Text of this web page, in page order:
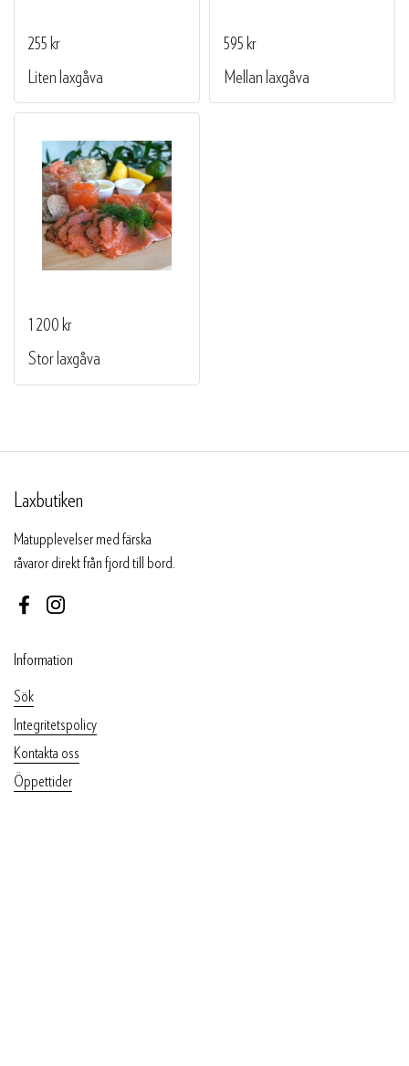
255 kr
Liten laxgåva
595 kr
Mellan laxgåva
1 200 kr
Stor laxgåva
Laxbutiken
Matupplevelser med färska
råvaror direkt från fjord till bord.
FacebookInstagram
Information
Sök
Integritetspolicy
Kontakta oss
Öppettider